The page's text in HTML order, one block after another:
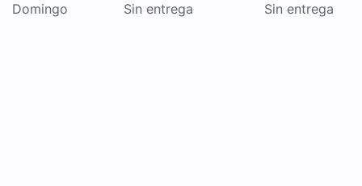
Domingo Sin entrega Sin entrega